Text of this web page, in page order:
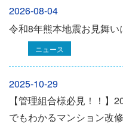
2026-08-04
令和8年熊本地震お見舞い
ニュース
2025-10-29
【管理組合様必見！！】
でもわかるマンション改